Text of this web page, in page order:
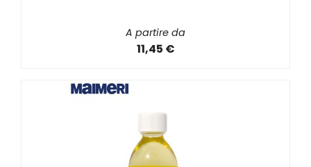
A partire da
11,45 €